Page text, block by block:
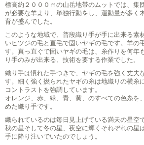
標高約２０００ｍの山岳地帯のムットでは、集
が必要な羊より、単独行動をし、運動量が多く
育が盛んでした。
このような地域で、普段織り手が手に出来る素
いヒツジの毛と直毛で固いヤギの毛です。羊の
す。真っ直ぐで固いヤギの毛は、糸作りを何年
り手のみが出来る、技術を要する作業でした。
織り手は慣れた手つきで、ヤギの毛を強く丈夫
す。細く強く撚られたヤギの糸は地織りの横糸
コントラストを強調しています。
オレンジ、赤、緑、青、黄、のすべての色糸を
めた織り手です。
織られているのは毎日見上げている満天の星空
秋の星そして冬の星、夜空に輝くそれぞれの星
手に降り注いでいたのでしょう。